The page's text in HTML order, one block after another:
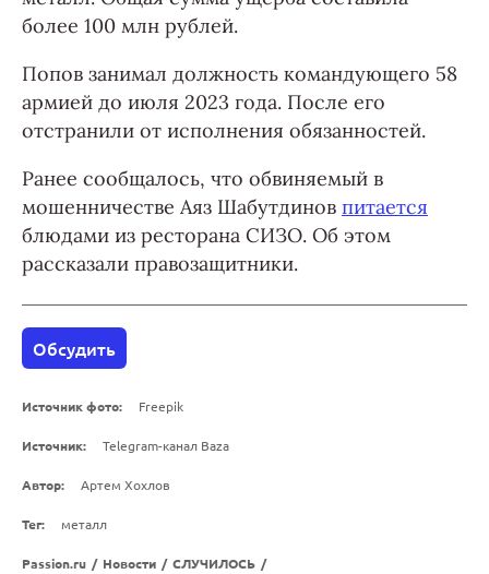
более 100 млн рублей.
Попов занимал должность командующего 58
армией до июля 2023 года. После его
отстранили от исполнения обязанностей.
Ранее сообщалось, что обвиняемый в
мошенничестве Аяз Шабутдинов питается
блюдами из ресторана СИЗО. Об этом
рассказали правозащитники.
Обсудить
Источник фото: Freepik
Источник: Telegram-канал Baza
Автор: Артем Хохлов
Тег: металл
Passion.ru / Новости / СЛУЧИЛОСЬ /